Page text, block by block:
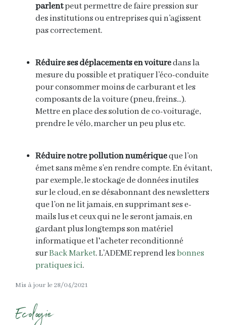
parlentpeut permettre de faire pression sur
des institutions ou entreprises qui n’agissent
pas correctement.
Réduireses déplacements en voituredans la
mesure du possible et pratiquer l’éco-conduite
pour consommer moins de carburant et les
composants de la voiture (pneu, freins...).
Mettre en place des solution de co-voiturage,
prendre le vélo, marcher un peu plus etc.
Réduire notre pollution numériqueque l’on
émet sans même s’en rendre compte. En évitant,
par exemple, le stockage de données inutiles
sur le cloud, en se désabonnant des newsletters
que l’on ne lit jamais, en supprimant ses e-
mails lus et ceux qui ne le seront jamais, en
gardant plus longtemps son matériel
informatique et l'acheter reconditionné
surBack Market. L’ADEME reprend lesbonnes
pratiques ici.
Mis à jour le 28/04/2021
Ecologie